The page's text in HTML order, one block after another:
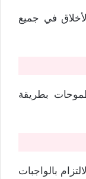
في جميع
بطريقة
بالواجبات